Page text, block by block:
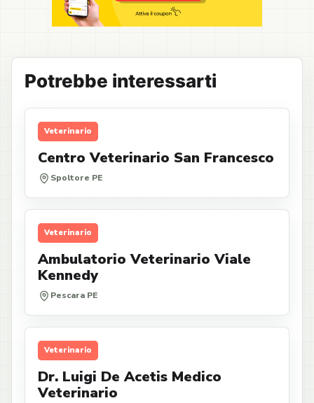
Potrebbe interessarti
Veterinario
Centro Veterinario San Francesco
Spoltore PE
Veterinario
Ambulatorio Veterinario Viale
Kennedy
Pescara PE
Veterinario
Dr. Luigi De Acetis Medico
Veterinario